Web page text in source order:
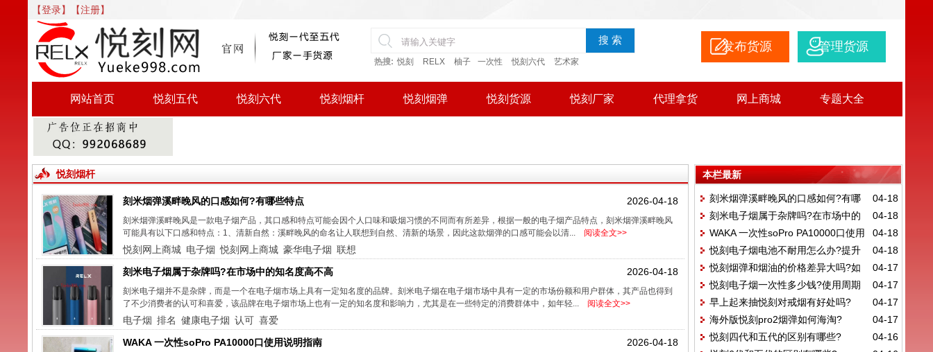
【登录】 【注册】
搜 索
热搜: 悦刻 RELX 柚子 一次性 悦刻六代 艺术家
发布货源 管理货源
网站首页 悦刻五代 悦刻六代 悦刻烟杆 悦刻烟弹 悦刻货源 悦刻厂家 代理拿货 网上商城 专题大全
悦刻烟杆
2026-04-18
刻米烟弹溪畔晚风的口感如何?有哪些特点
刻米烟弹溪畔晚风是一款电子烟产品，其口感和特点可能会因个人口味和吸烟习惯的不同而有所差异，根据一般的电子烟产品特点，刻米烟弹溪畔晚风
可能具有以下口感和特点：1、清新自然：溪畔晚风的命名让人联想到自然、清新的场景，因此这款烟弹的口感可能会以清...
阅读全文>>
悦刻网上商城 电子烟 悦刻网上商城 豪华电子烟 联想
2026-04-18
刻米电子烟属于杂牌吗?在市场中的知名度高不高
刻米电子烟并不是杂牌，而是一个在电子烟市场上具有一定知名度的品牌。刻米电子烟在电子烟市场中具有一定的市场份额和用户群体，其产品也得到
了不少消费者的认可和喜爱，该品牌在电子烟市场上也有一定的知名度和影响力，尤其是在一些特定的消费群体中，如年轻...
阅读全文>>
电子烟 排名 健康电子烟 认可 喜爱
2026-04-18
WAKA 一次性soPro PA10000口使用说明指南
本栏最新
04-18
刻米烟弹溪畔晚风的口感如何?有哪
些特点
04-18
刻米电子烟属于杂牌吗?在市场中的
知名度高不高
04-18
WAKA 一次性soPro PA10000口使用
说明指南
04-18
悦刻电子烟电池不耐用怎么办?提升
电池使用寿命的小
04-17
悦刻烟弹和烟油的价格差异大吗?如
何选择?
04-17
悦刻电子烟一次性多少钱?使用周期
和性价比分析
04-17
早上起来抽悦刻对戒烟有好处吗?
04-17
海外版悦刻pro2烟弹如何海淘?
04-16
悦刻四代和五代的区别有哪些?